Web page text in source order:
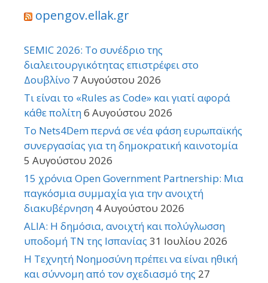
opengov.ellak.gr
SEMIC 2026: Το συνέδριο της
διαλειτουργικότητας επιστρέφει στο
Δουβλίνο 7 Αυγούστου 2026
Τι είναι το «Rules as Code» και γιατί αφορά
κάθε πολίτη6 Αυγούστου 2026
Το Nets4Dem περνά σε νέα φάση ευρωπαϊκής
συνεργασίας για τη δημοκρατική καινοτομία
5 Αυγούστου 2026
15 χρόνια Open Government Partnership: Μια
παγκόσμια συμμαχία για την ανοιχτή
διακυβέρνηση 4 Αυγούστου 2026
ALIA: Η δημόσια, ανοιχτή και πολύγλωσση
υποδομή ΤΝ της Ισπανίας 31 Ιουλίου 2026
Η Τεχνητή Νοημοσύνη πρέπει να είναι ηθική
και σύννομη από τον σχεδιασμό της 27